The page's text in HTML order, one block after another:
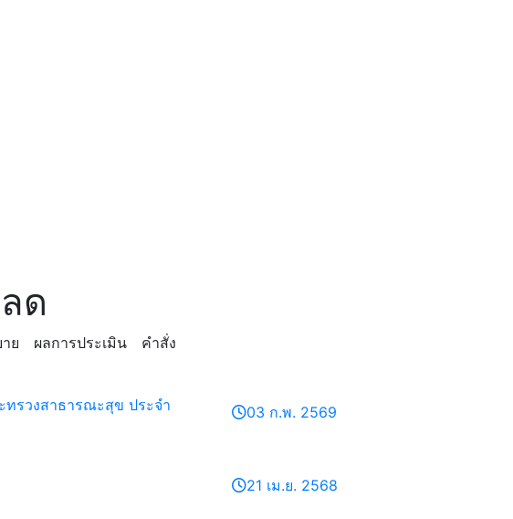
ด
ย ผลการประเมิน คำสั่ง
รวงสาธารณะสุข ประจำ
03 ก.พ. 2569
21 เม.ย. 2568